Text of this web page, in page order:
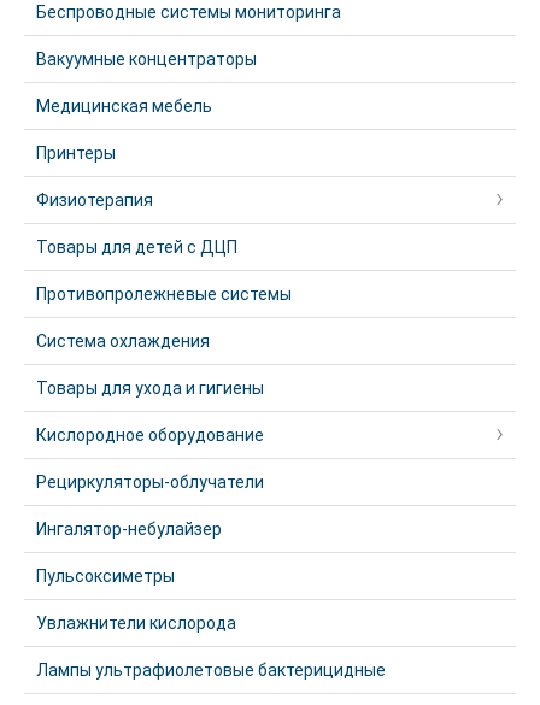
Беспроводные системы мониторинга
Вакуумные концентраторы
Медицинская мебель
Принтеры
Физиотерапия
Товары для детей с ДЦП
Противопролежневые системы
Система охлаждения
Товары для ухода и гигиены
Кислородное оборудование
Рециркуляторы-облучатели
Ингалятор-небулайзер
Пульсоксиметры
Увлажнители кислорода
Лампы ультрафиолетовые бактерицидные